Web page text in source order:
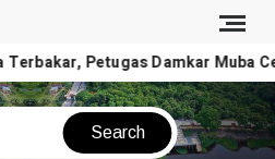
Petugas Damkar Muba